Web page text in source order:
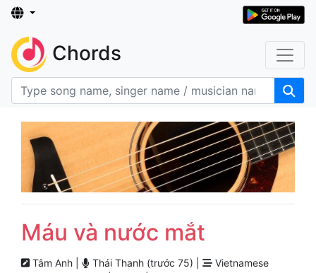
Chords
Máu và nước mắt
Tâm Anh | Thái Thanh (trước 75) |
Vietnamese